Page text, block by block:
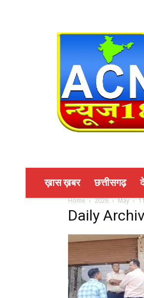
ख़ास ख़बर छत्तीसगढ़
Home 2026 May
Daily